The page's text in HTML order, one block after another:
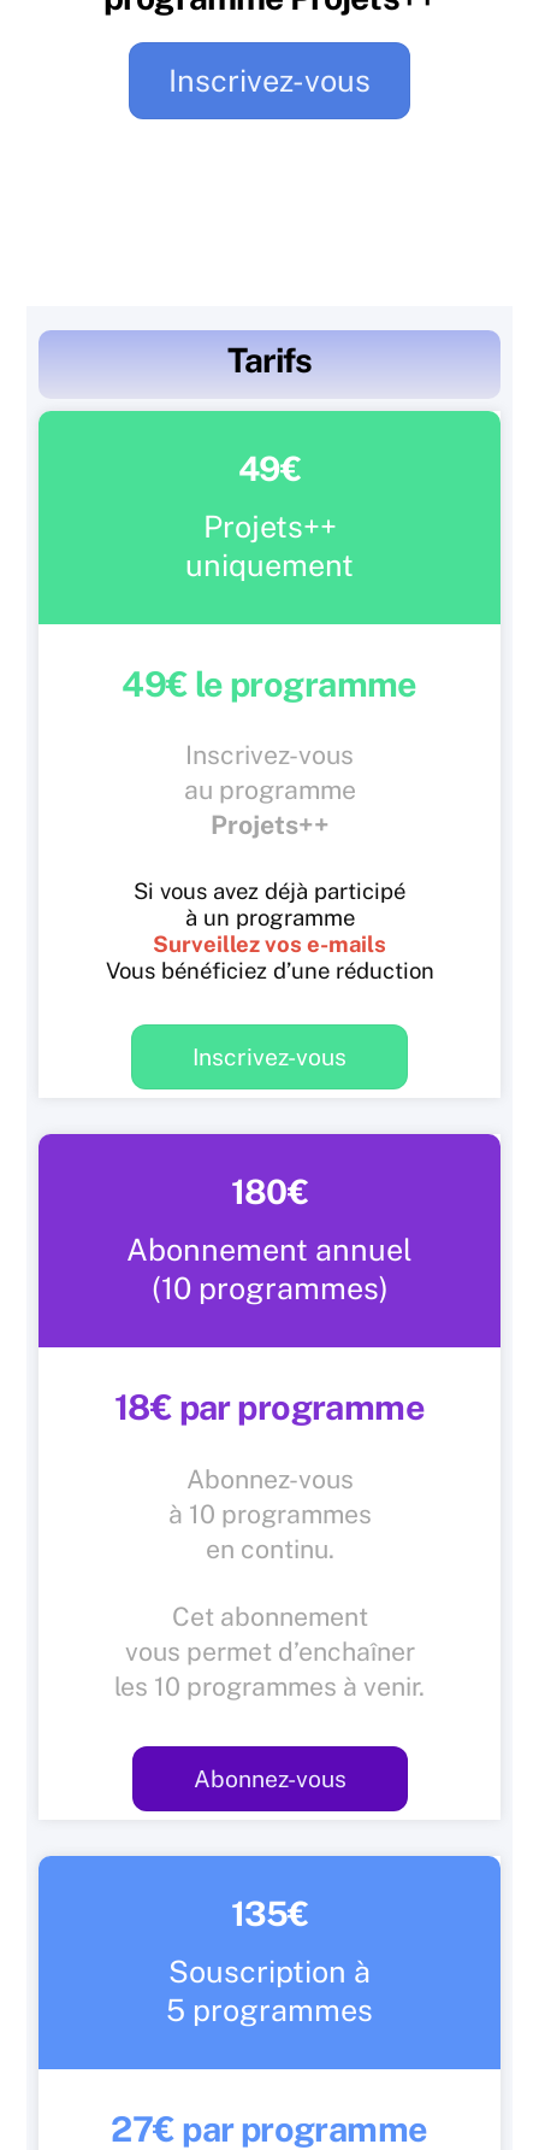
Inscrivez-vous
Tarifs
49€
Projets++
uniquement
49€ le programme
Inscrivez-vous
au programme
Projets++
Si vous avez déjà participé
à un programme
Surveillez vos e-mails
Vous bénéficiez d’une réduction
Inscrivez-vous
180€
Abonnement annuel
(10 programmes)
18€ par programme
Abonnez-vous
à 10 programmes
en continu.
Cet abonnement
vous permet d’enchaîner
les 10 programmes à venir.
Abonnez-vous
135€
Souscription à
5 programmes
27€ par programme